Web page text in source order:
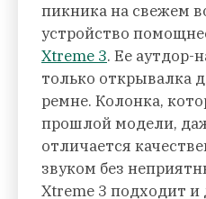
пикника на свежем
устройство
Xtreme 3. Ее аутдор-
только открывалка
ремне. Колонка,
прошлой модели,
отличается
звуком без
Xtreme 3 подходит